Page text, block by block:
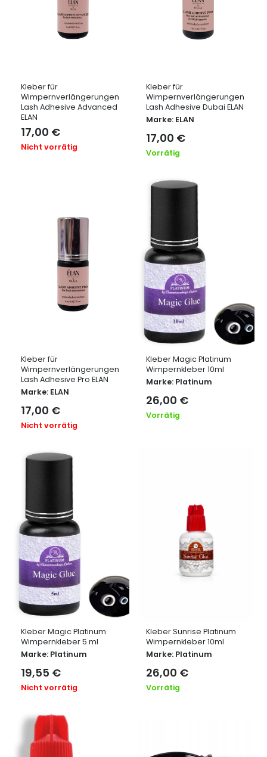
Kleber für
Wimpernverlängerungen
Lash Adhesive Advanced
ELAN
17,00 €
Nicht vorrätig
Kleber für
Wimpernverlängerungen
Lash Adhesive Dubai ELAN
Marke: ELAN
17,00 €
Vorrätig
Kleber für
Wimpernverlängerungen
Lash Adhesive Pro ELAN
Marke: ELAN
17,00 €
Nicht vorrätig
Kleber Magic Platinum
Wimpernkleber 10ml
Marke: Platinum
26,00 €
Vorrätig
Kleber Magic Platinum
Wimpernkleber 5 ml
Marke: Platinum
19,55 €
Nicht vorrätig
Kleber Sunrise Platinum
Wimpernkleber 10ml
Marke: Platinum
26,00 €
Vorrätig